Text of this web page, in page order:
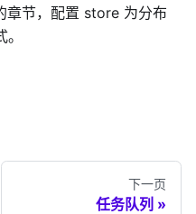
章节，配置 store 为分布
下一页
任务队列